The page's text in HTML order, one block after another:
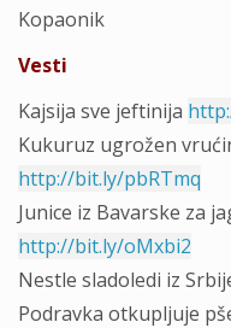
Kopaonik
Vesti
Kajsija sve jeftinija
Kukuruz ugrožen
http://bit.ly/pbRTmq
Junice iz Bavarske za
http://bit.ly/oMxbi2
Nestle sladoledi iz
Podravka otkupljuje